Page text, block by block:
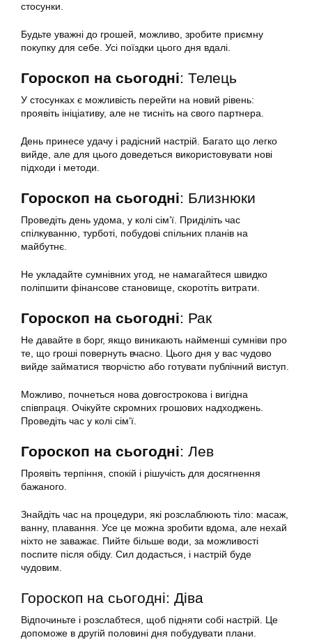
стосунки.
Будьте уважні до грошей, можливо, зробите приємну
покупку для себе. Усі поїздки цього дня вдалі.
Гороскоп на сьогодні: Телець
У стосунках є можливість перейти на новий рівень:
проявіть ініціативу, але не тисніть на свого партнера.
День принесе удачу і радісний настрій. Багато що легко
вийде, але для цього доведеться використовувати нові
підходи і методи.
Гороскоп на сьогодні: Близнюки
Проведіть день удома, у колі сім’ї. Приділіть час
спілкуванню, турботі, побудові спільних планів на
майбутнє.
Не укладайте сумнівних угод, не намагайтеся швидко
поліпшити фінансове становище, скоротіть витрати.
Гороскоп на сьогодні: Рак
Не давайте в борг, якщо виникають найменші сумніви про
те, що гроші повернуть вчасно. Цього дня у вас чудово
вийде займатися творчістю або готувати публічний виступ.
Можливо, почнеться нова довгострокова і вигідна
співпраця. Очікуйте скромних грошових надходжень.
Проведіть час у колі сім’ї.
Гороскоп на сьогодні: Лев
Проявіть терпіння, спокій і рішучість для досягнення
бажаного.
Знайдіть час на процедури, які розслаблюють тіло: масаж,
ванну, плавання. Усе це можна зробити вдома, але нехай
ніхто не заважає. Пийте більше води, за можливості
поспите після обіду. Сил додасться, і настрій буде
чудовим.
Гороскоп на сьогодні: Діва
Відпочиньте і розслабтеся, щоб підняти собі настрій. Це
допоможе в другій половині дня побудувати плани.